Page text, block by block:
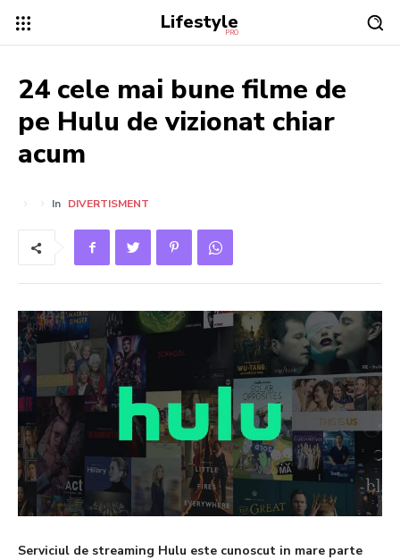
Lifestyle
PRO
24 cele mai bune filme de
pe Hulu de vizionat chiar
acum
In DIVERTISMENT
Serviciul de streaming Hulu este cunoscut in mare parte